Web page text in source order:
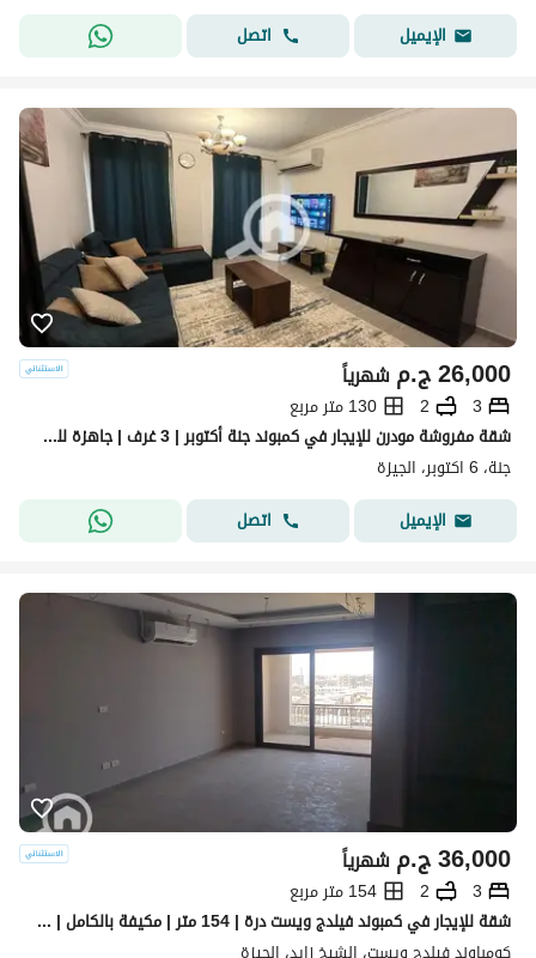
الإيميل
اتصل
ج.م26,000 شهرياً
3
2
130 متر مربع
شقة مفروشة مودرن للإيجار في كمبوند جنة أكتوبر | 3 غرف | جاهزة للسكن
جنة، 6 اكتوبر، الجيزة
الإيميل
اتصل
ج.م36,000 شهرياً
3
2
154 متر مربع
شقة للإيجار في كمبوند فيلدج ويست درة | 154 متر | مكيفة بالكامل | فيو فيلات